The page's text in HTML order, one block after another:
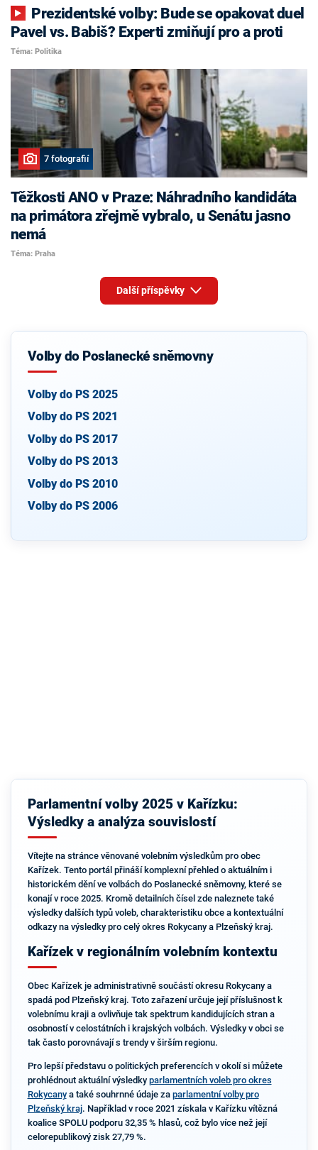
Pavel vs. Babiš? Experti zmiňují pro a proti
Téma: Politika
7 fotografií
Těžkosti ANO v Praze: Náhradního kandidáta
na primátora zřejmě vybralo, u Senátu jasno
nemá
Téma: Praha
Další příspěvky
Volby do Poslanecké sněmovny
Volby do PS 2025
Volby do PS 2021
Volby do PS 2017
Volby do PS 2013
Volby do PS 2010
Volby do PS 2006
Parlamentní volby 2025 v Kařízku:
Výsledky a analýza souvislostí
Vítejte na stránce věnované volebním výsledkům pro obec
Kařízek. Tento portál přináší komplexní přehled o aktuálním i
historickém dění ve volbách do Poslanecké sněmovny, které se
konají v roce 2025. Kromě detailních čísel zde naleznete také
výsledky dalších typů voleb, charakteristiku obce a kontextuální
odkazy na výsledky pro celý okres Rokycany a Plzeňský kraj.
Kařízek v regionálním volebním kontextu
Obec Kařízek je administrativně součástí okresu Rokycany a
spadá pod Plzeňský kraj. Toto zařazení určuje její příslušnost k
volebnímu kraji a ovlivňuje tak spektrum kandidujících stran a
osobností v celostátních i krajských volbách. Výsledky v obci se
tak často porovnávají s trendy v širším regionu.
Pro lepší představu o politických preferencích v okolí si můžete
prohlédnout aktuální výsledky parlamentních voleb pro okres
Rokycanya také souhrnné údaje za parlamentní volby pro
Plzeňský kraj. Například v roce 2021 získala v Kařízku vítězná
koalice SPOLU podporu 32,35 % hlasů, což bylo více než její
celorepublikový zisk 27,79 %.